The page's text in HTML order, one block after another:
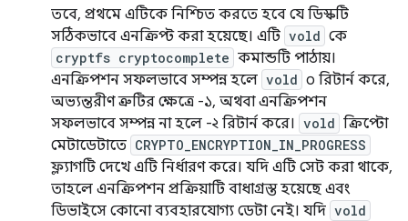
তবে, প্রথমে এটিকে নিশ্চিত করতে হবে যে ডিস্কটি
সঠিকভাবে এনক্রিপ্ট করা হয়েছে। এটি vold কে
cryptfs cryptocomplete কমান্ডটি পাঠায়।
এনক্রিপশন সফলভাবে সম্পন্ন হলে vold ০ রিটার্ন করে,
অভ্যন্তরীণ ত্রুটির ক্ষেত্রে -১, অথবা এনক্রিপশন
সফলভাবে সম্পন্ন না হলে -২ রিটার্ন করে। vold ক্রিপ্টো
মেটাডেটাতে CRYPTO_ENCRYPTION_IN_PROGRESS
ফ্ল্যাগটি দেখে এটি নির্ধারণ করে। যদি এটি সেট করা থাকে,
তাহলে এনক্রিপশন প্রক্রিয়াটি বাধাগ্রস্ত হয়েছে এবং
ডিভাইসে কোনো ব্যবহারযোগ্য ডেটা নেই। যদি vold